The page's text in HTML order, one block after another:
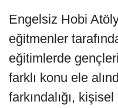
Engelsiz Hobi
eğitmenler
eğitimlerde
farklı konu ele
farkındalığı,